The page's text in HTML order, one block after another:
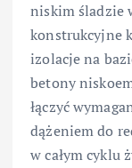
niskim śladzie
konstrukcyjne
izolacje na
betony
łączyć
dążeniem do
w całym cyklu